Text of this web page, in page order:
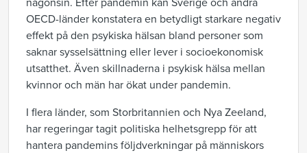
någonsin. Efter pandemin kan Sverige och andra
OECD-länder konstatera en betydligt starkare negativ
effekt på den psykiska hälsan bland personer som
saknar sysselsättning eller lever i socioekonomisk
utsatthet. Även skillnaderna i psykisk hälsa mellan
kvinnor och män har ökat under pandemin.
I flera länder, som Storbritannien och Nya Zeeland,
har regeringar tagit politiska helhetsgrepp för att
hantera pandemins följdverkningar på människors